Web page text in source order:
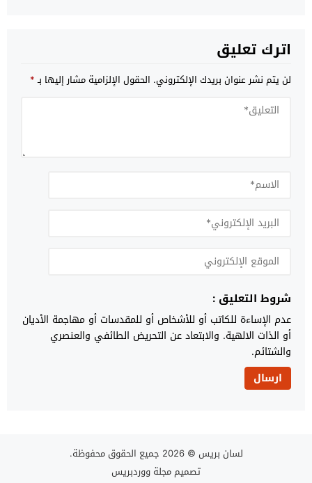
اترك تعليق
لن يتم نشر عنوان بريدك الإلكتروني. الحقول الإلزامية مشار إليها بـ*
شروط التعليق :
عدم الإساءة للكاتب أو للأشخاص أو للمقدسات أو مهاجمة الأديان
أو الذات الالهية. والابتعاد عن التحريض الطائفي والعنصري
والشتائم.
لسان بريس © 2026 جميع الحقوق محفوظة.
تصميممجلة ووردبريس